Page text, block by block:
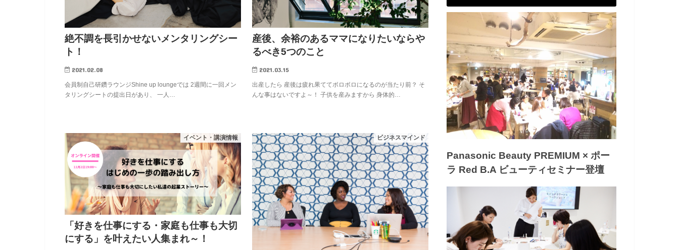
産後、余裕のあるママになりたいならや
るべき5つのこと
2021.03.15
出産したら 産後は疲れ果ててボロボロになるのが当たり前？ そ
んな事はないですよ～！ 子供を産みますから 身体的…
絶不調を長引かせないメンタリングシー
ト！
2021.02.08
会員制自己研鑽ラウンジShine up loungeでは 2週間に一回メン
タリングシートの提出日があり、 一人…
イベント・講演情報
「好きを仕事にする・家庭も仕事も大切
にする」を叶えたい人集まれ～！
ビジネスマインド
Panasonic Beauty PREMIUM × ポー
ラ Red B.A ビューティセミナー登壇